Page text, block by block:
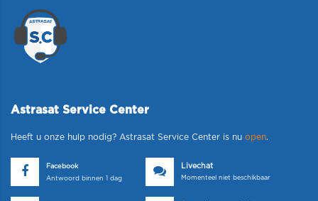
Astrasat Service Center
Heeft u onze hulp nodig? Astrasat Service Center is nu open.
Facebook
Antwoord binnen 1 dag
Livechat
Momenteel niet beschikbaar